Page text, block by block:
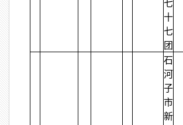
七
十
七
团
石
河
子
市
新